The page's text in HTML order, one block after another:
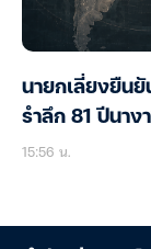
นายกเลี่ยงยืนยั
รำลึก 81 ปีนาง
15:56 น.